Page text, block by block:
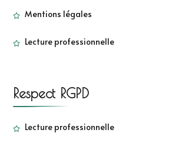
Mentions légales
Lecture professionnelle
Respect RGPD
Lecture professionnelle